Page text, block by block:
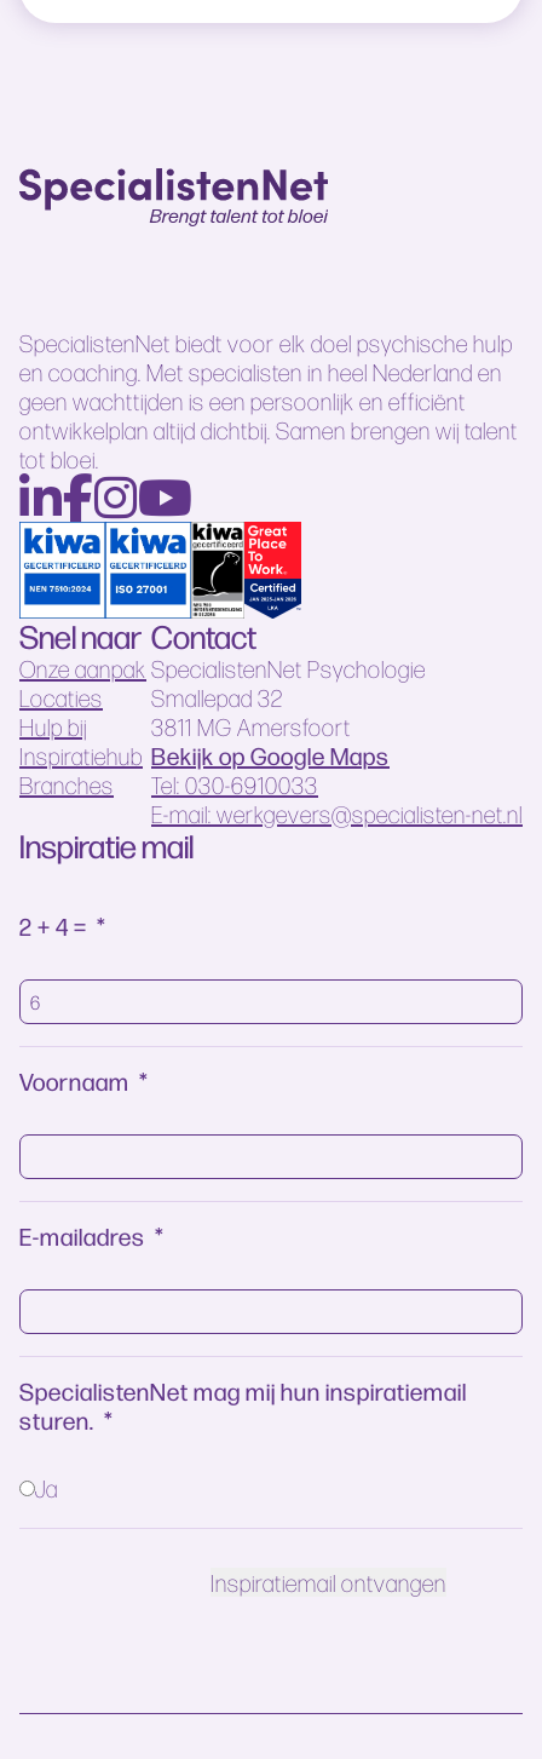
SpecialistenNet biedt voor elk doel psychische hulp
en coaching. Met specialisten in heel Nederland en
geen wachttijden is een persoonlijk en efficiënt
ontwikkelplan altijd dichtbij. Samen brengen wij talent
tot bloei.
Snel naar
Onze aanpak
Locaties
Hulp bij
Inspiratiehub
Branches
Contact
SpecialistenNet Psychologie
Smallepad 32
3811 MG Amersfoort
Bekijk op Google Maps
Tel: 030-6910033
E-mail: werkgevers@specialisten-net.nl
Inspiratie mail
2 + 4 = *
Voornaam *
E-mailadres *
SpecialistenNet mag mij hun inspiratiemail
sturen. *
Ja